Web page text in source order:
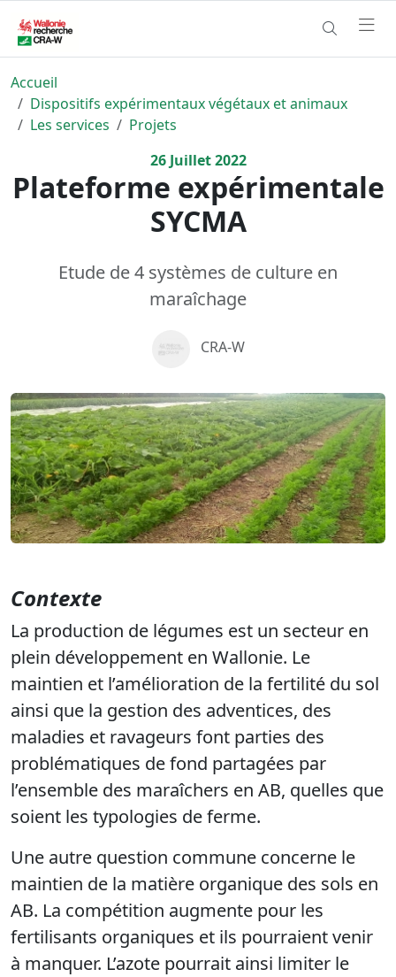
Accueil
Dispositifs expérimentaux végétaux et animaux
Les services
Projets
26Juillet2022
Plateforme expérimentale
SYCMA
Etude de 4 systèmes de culture en
maraîchage
CRA-W
Contexte
La production de légumes est un secteur en
plein développement en Wallonie. Le
maintien et l’amélioration de la fertilité du sol
ainsi que la gestion des adventices, des
maladies et ravageurs font parties des
problématiques de fond partagées par
l’ensemble des maraîchers en AB, quelles que
soient les typologies de ferme.
Une autre question commune concerne le
maintien de la matière organique des sols en
AB. La compétition augmente pour les
fertilisants organiques et ils pourraient venir
à manquer. L’azote pourrait ainsi limiter le